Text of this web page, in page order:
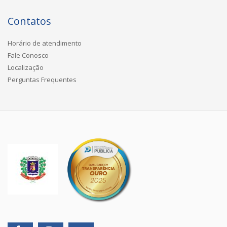
Contatos
Horário de atendimento
Fale Conosco
Localização
Perguntas Frequentes